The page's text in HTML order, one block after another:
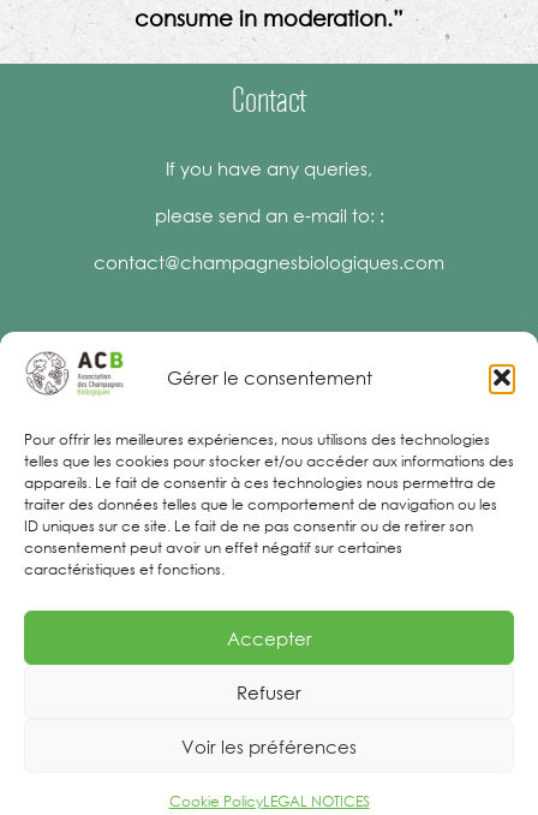
Gérer le consentement
Pour offrir les meilleures expériences, nous utilisons des technologies
telles que les cookies pour stocker et/ou accéder aux informations des
appareils. Le fait de consentir à ces technologies nous permettra de
traiter des données telles que le comportement de navigation ou les
ID uniques sur ce site. Le fait de ne pas consentir ou de retirer son
consentement peut avoir un effet négatif sur certaines
caractéristiques et fonctions.
Accepter
Refuser
Voir les préférences
Cookie PolicyLEGAL NOTICES
consume in moderation.”
Contact
If you have any queries,
please send an e-mail to: :
contact@champagnesbiologiques.com